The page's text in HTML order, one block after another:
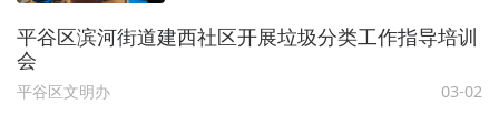
平谷区滨河街道建西社区开展垃圾分类工作指导培训
会
平谷区文明办 03-02